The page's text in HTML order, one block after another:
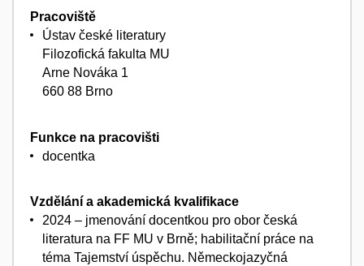
Pracoviště
Ústav české literatury
Filozofická fakulta MU
Arne Nováka 1
660 88 Brno
Funkce na pracovišti
docentka
Vzdělání a akademická kvalifikace
2024 – jmenování docentkou pro obor česká
literatura na FF MU v Brně; habilitační práce na
téma Tajemství úspěchu. Německojazyčná